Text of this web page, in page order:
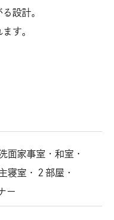
設計。
す。
面家事室・和室・
寝室・２部屋・
ー